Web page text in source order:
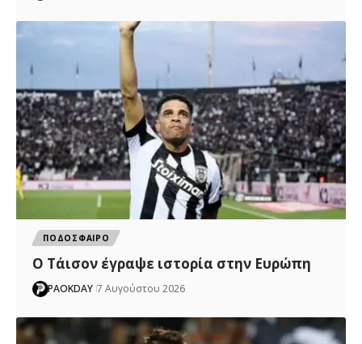
ΠΟΔΟΣΦΑΙΡΟ
Ο Τάισον έγραψε ιστορία στην Ευρώπη
PAOKDAY 7 Αυγούστου 2026